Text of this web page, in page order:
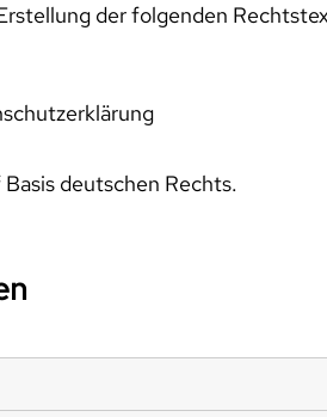
der folgenden
deutschen Rechts.